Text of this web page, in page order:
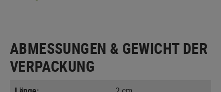
ABMESSUNGEN & GEWICHT DER
VERPACKUNG